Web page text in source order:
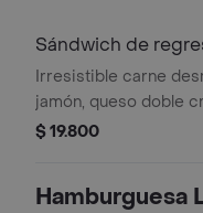
Sándwich de
12cm
Irresistible carne
jamón, queso doble
tomate, cebolla,
$ 19.800
Hamburguesa